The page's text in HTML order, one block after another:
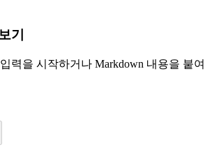
기
력을 시작하거나 Markdown 내용을 붙여